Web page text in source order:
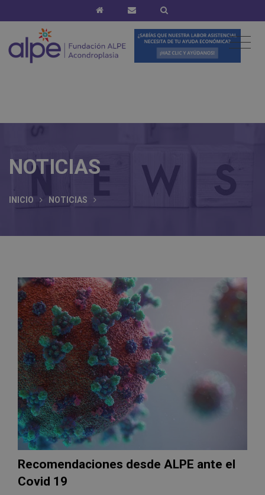
NOTICIAS
INICIO NOTICIAS
Recomendaciones desde ALPE ante el
Covid 19